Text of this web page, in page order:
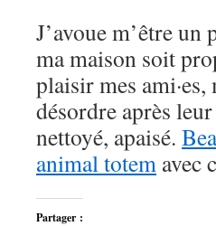
J’avoue m’être
ma maison soit
plaisir mes
désordre après
nettoyé, apaisé.
animal totem avec
Partager :